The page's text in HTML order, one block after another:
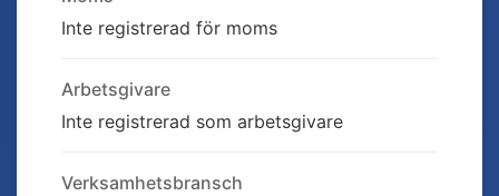
Inte registrerad för moms
Arbetsgivare
Inte registrerad som arbetsgivare
Verksamhetsbransch